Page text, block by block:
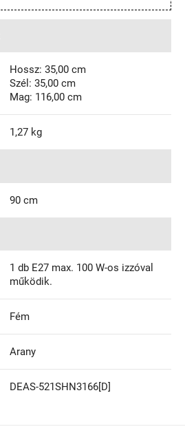
Hossz: 35,00 cm
Szél: 35,00 cm
Mag: 116,00 cm
1,27 kg
90 cm
1 db E27 max. 100 W-os izzóval
működik.
Fém
Arany
DEAS-521SHN3166[D]